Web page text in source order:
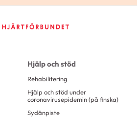
Hjälp och stöd
Rehabilitering
Hjälp och stöd under
coronavirusepidemin (på finska)
Sydänpiste